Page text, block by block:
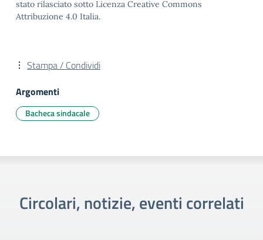
stato rilasciato sotto Licenza Creative Commons
Attribuzione 4.0 Italia.
Stampa / Condividi
Argomenti
Bacheca sindacale
Circolari, notizie, eventi correlati